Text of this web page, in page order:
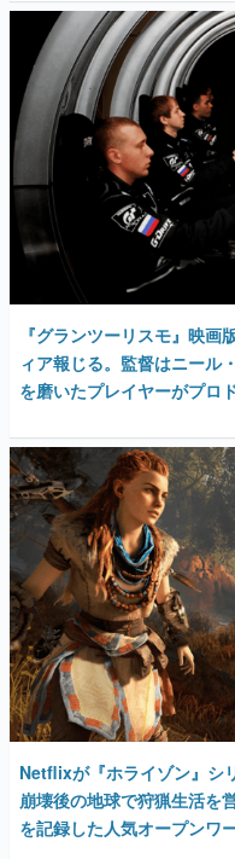
電ファミニコゲーマーとは
運営：株式会社マレ
『グランツーリスモ』映
ィア報じる。監督はニール
を磨いたプレイヤーがプロ
Netflixが『ホライゾン』シ
崩壊後の地球で狩猟生活を
を記録した人気オープンワ